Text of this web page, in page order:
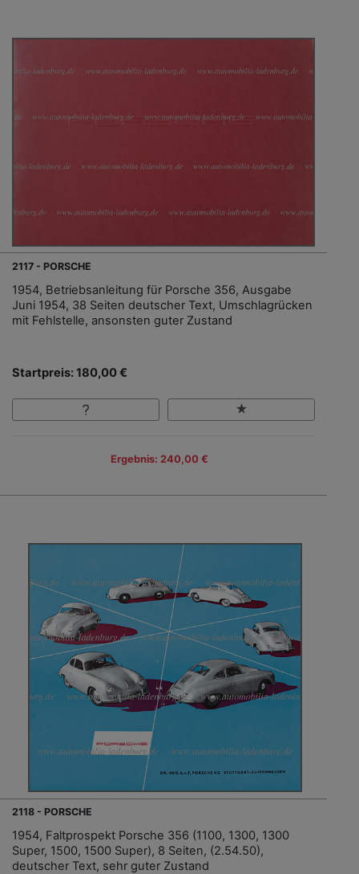
2117 - PORSCHE
1954, Betriebsanleitung für Porsche 356, Ausgabe
Juni 1954, 38 Seiten deutscher Text, Umschlagrücken
mit Fehlstelle, ansonsten guter Zustand
Startpreis: 180,00 €
Ergebnis: 240,00 €
2118 - PORSCHE
1954, Faltprospekt Porsche 356 (1100, 1300, 1300
Super, 1500, 1500 Super), 8 Seiten, (2.54.50),
deutscher Text, sehr guter Zustand